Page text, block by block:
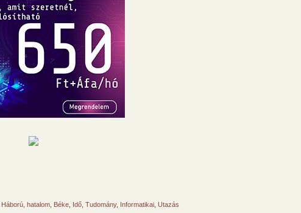
Háború, hatalom Béke Idő Tudomány, Informatikai Utazás